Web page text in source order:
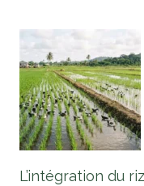
L’intégration du